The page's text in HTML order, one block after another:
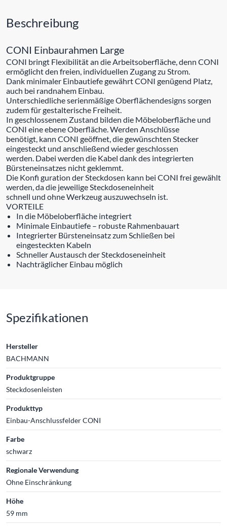
Beschreibung
CONI Einbaurahmen Large
CONI bringt Flexibilität an die Arbeitsoberfläche, denn CONI
ermöglicht den freien, individuellen Zugang zu Strom.
Dank minimaler Einbautiefe gewährt CONI genügend Platz,
auch bei randnahem Einbau.
Unterschiedliche serienmäßige Oberflächendesigns sorgen
zudem für gestalterische Freiheit.
In geschlossenem Zustand bilden die Möbeloberfläche und
CONI eine ebene Oberfläche. Werden Anschlüsse
benötigt, kann CONI geöffnet, die gewünschten Stecker
eingesteckt und anschließend wieder geschlossen
werden. Dabei werden die Kabel dank des integrierten
Bürsteneinsatzes nicht geklemmt.
Die Konfi guration der Steckdosen kann bei CONI frei gewählt
werden, da die jeweilige Steckdoseneinheit
schnell und ohne Werkzeug auszuwechseln ist.
VORTEILE
In die Möbeloberfläche integriert
Minimale Einbautiefe – robuste Rahmenbauart
Integrierter Bürsteneinsatz zum Schließen bei
eingesteckten Kabeln
Schneller Austausch der Steckdoseneinheit
Nachträglicher Einbau möglich
Spezifikationen
Hersteller
BACHMANN
Produktgruppe
Steckdosenleisten
Produkttyp
Einbau-Anschlussfelder CONI
Farbe
schwarz
Regionale Verwendung
Ohne Einschränkung
Höhe
59 mm